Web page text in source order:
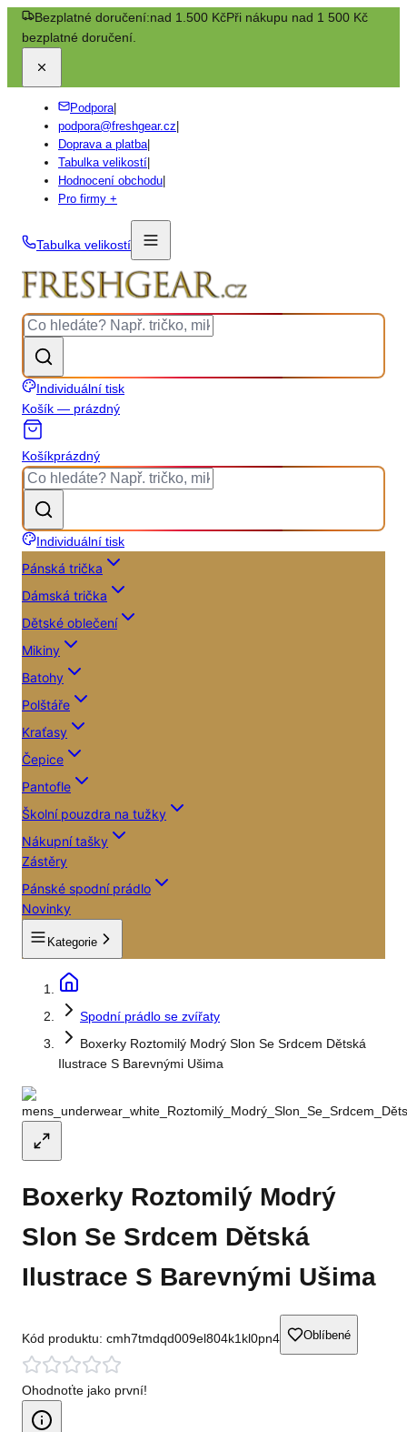
Bezplatné doručení:nad 1.500 KčPři nákupu nad 1 500 Kč
bezplatné doručení.
Podpora|
podpora@freshgear.cz
Doprava a platba|
Tabulka velikostí
Hodnocení obchodu
Pro firmy +
Tabulka velikostí
Individuální tisk
Košík — prázdný
Košíkprázdný
Individuální tisk
Pánská trička
Dámská trička
Dětské oblečení
Mikiny
Batohy
Polštáře
Kraťasy
Čepice
Pantofle
Školní pouzdra na tužky
Nákupní tašky
Zástěry
Pánské spodní prádlo
Novinky
Kategorie
Spodní prádlo se zvířaty
Boxerky Roztomilý Modrý Slon Se Srdcem Dětská
Ilustrace S Barevnými Ušima
Boxerky Roztomilý Modrý
Slon Se Srdcem Dětská
Ilustrace S Barevnými Ušima
Kód produktu: cmh7tmdqd009el804k1kl0pn4 Oblíbené
Ohodnoťte jako první!